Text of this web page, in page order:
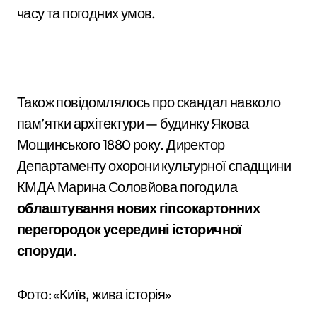
часу та погодних умов.
Також повідомлялось про скандал навколо
пам’ятки архітектури — будинку Якова
Мощинського 1880 року. Директор
Департаменту охорони культурної спадщини
КМДА Марина Соловйова погодила
облаштування нових гіпсокартонних
перегородок усередині історичної
споруди.
Фото: «Київ, жива історія»